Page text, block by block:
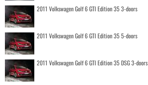
2011 Volkswagen Golf 6 GTI Edition 35 3-doors
2011 Volkswagen Golf 6 GTI Edition 35 5-doors
2011 Volkswagen Golf 6 GTI Edition 35 DSG 3-doors